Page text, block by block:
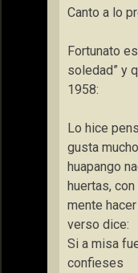
Canto a lo
Fortunato
soledad” y
1958:
Lo hice
gusta
huapango
huertas,
mente
verso dice:
Si a misa
confieses